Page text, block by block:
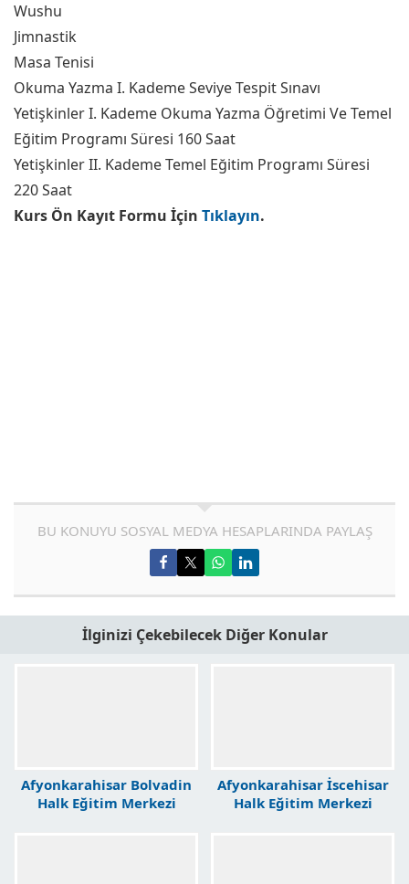
Wushu
Jimnastik
Masa Tenisi
Okuma Yazma I. Kademe Seviye Tespit Sınavı
Yetişkinler I. Kademe Okuma Yazma Öğretimi Ve Temel
Eğitim Programı Süresi 160 Saat
Yetişkinler II. Kademe Temel Eğitim Programı Süresi
220 Saat
Kurs Ön Kayıt Formu İçin Tıklayın.
BU KONUYU SOSYAL MEDYA HESAPLARINDA PAYLAŞ
İlginizi Çekebilecek Diğer Konular
Afyonkarahisar Bolvadin
Halk Eğitim Merkezi
Afyonkarahisar İscehisar
Halk Eğitim Merkezi